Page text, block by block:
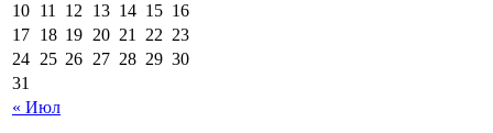
« Июл
10 11 12 13 14 15 16
17 18 19 20 21 22 23
24 25 26 27 28 29 30
31